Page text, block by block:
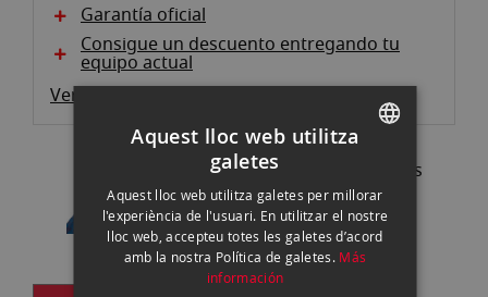
Garantía oficial
Consigue un descuento entregando tu
equipo actual
Ver descripción producto
Pregunta a nuestros expertos
93 302 73 63 |Contactar
ENGLISH
CATALAN
Aquest lloc web utilitza
galetes
Aquest lloc web utilitza galetes per millorar
l'experiència de l'usuari. En utilitzar el nostre
lloc web, accepteu totes les galetes d’acord
amb la nostra Política de galetes. Más
información